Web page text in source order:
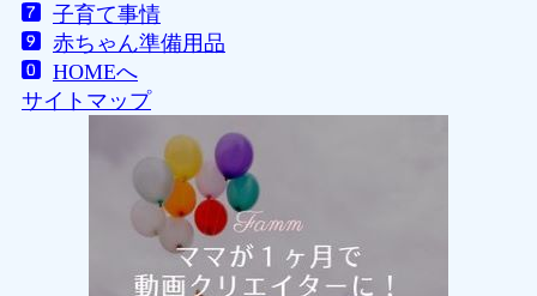
子育て事情
赤ちゃん準備用品
HOMEへ
サイトマップ